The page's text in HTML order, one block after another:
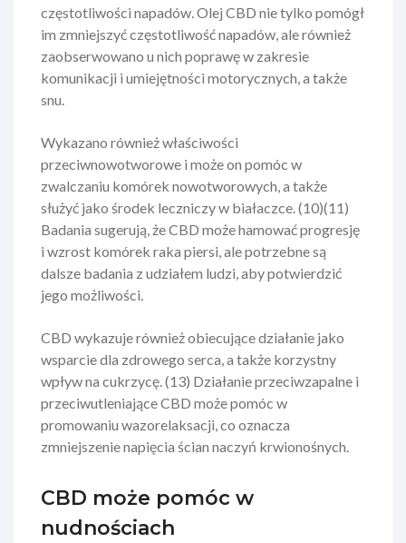
częstotliwości napadów. Olej CBD nie tylko pomógł
im zmniejszyć częstotliwość napadów, ale również
zaobserwowano u nich poprawę w zakresie
komunikacji i umiejętności motorycznych, a także
snu.
Wykazano również właściwości
przeciwnowotworowe i może on pomóc w
zwalczaniu komórek nowotworowych, a także
służyć jako środek leczniczy w białaczce. (10)(11)
Badania sugerują, że CBD może hamować progresję
i wzrost komórek raka piersi, ale potrzebne są
dalsze badania z udziałem ludzi, aby potwierdzić
jego możliwości.
CBD wykazuje również obiecujące działanie jako
wsparcie dla zdrowego serca, a także korzystny
wpływ na cukrzycę. (13) Działanie przeciwzapalne i
przeciwutleniające CBD może pomóc w
promowaniu wazorelaksacji, co oznacza
zmniejszenie napięcia ścian naczyń krwionośnych.
CBD może pomóc w
nudnościach